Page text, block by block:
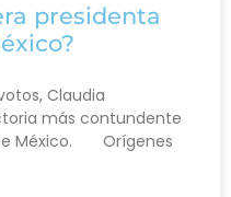
presidenta
Claudia
más contundente
México. Orígenes